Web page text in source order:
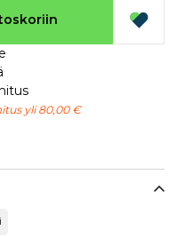
yli 80,00 €